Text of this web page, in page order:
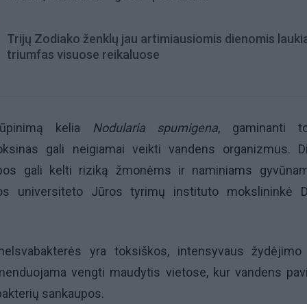
Trijų Zodiako ženklų jau artimiausiomis dienomis
triumfas visuose reikaluose
kelia Nodularia spumigena, gaminanti
gali neigiamai veikti vandens organizmus.
gali kelti riziką žmonėms ir naminiams
universiteto Jūros tyrimų instituto mokslininkė
yra toksiškos, intensyvaus
vengti maudytis vietose, kur vandens
sankaupos.